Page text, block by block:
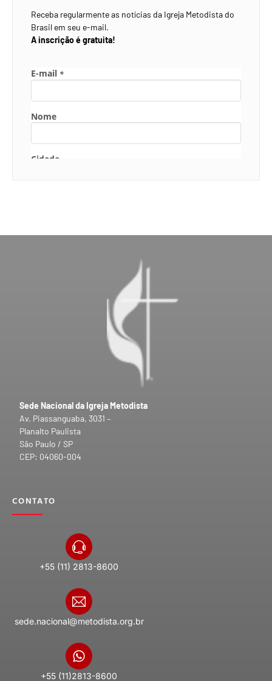
Receba regularmente as notícias da Igreja Metodista do
Brasil em seu e-mail.
A inscrição é gratuita!
Sede Nacional da Igreja Metodista
Av. Piassanguaba, 3031 –
Planalto Paulista
São Paulo / SP
CEP: 04060-004
CONTATO
+55 (11) 2813-8600
sede.nacional@metodista.org.br
+55 (11)2813-8600